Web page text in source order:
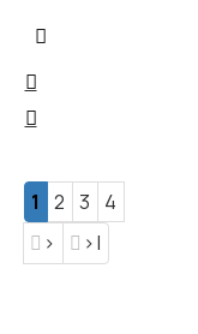
1 2 3
4
>
>|